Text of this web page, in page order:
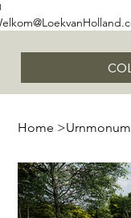
Home >